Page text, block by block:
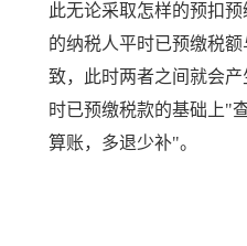
此无论采取怎样的预扣
的纳税人平时已预缴税
致，此时两者之间就会
时已预缴税款的基础上"
算账，多退少补"。